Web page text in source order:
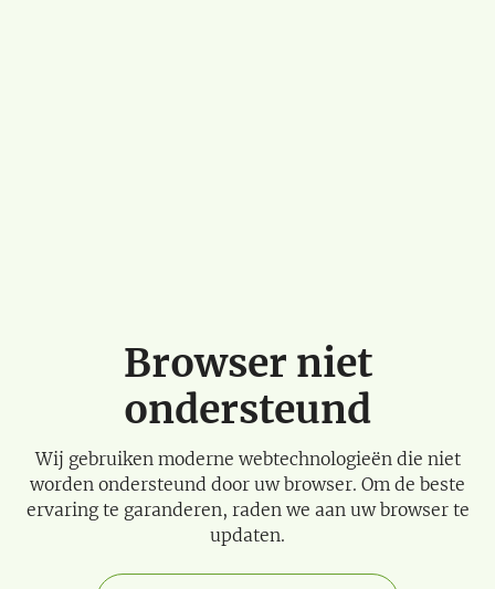
Browser niet
ondersteund
Wij gebruiken moderne webtechnologieën die niet
worden ondersteund door uw browser. Om de beste
ervaring te garanderen, raden we aan uw browser te
updaten.